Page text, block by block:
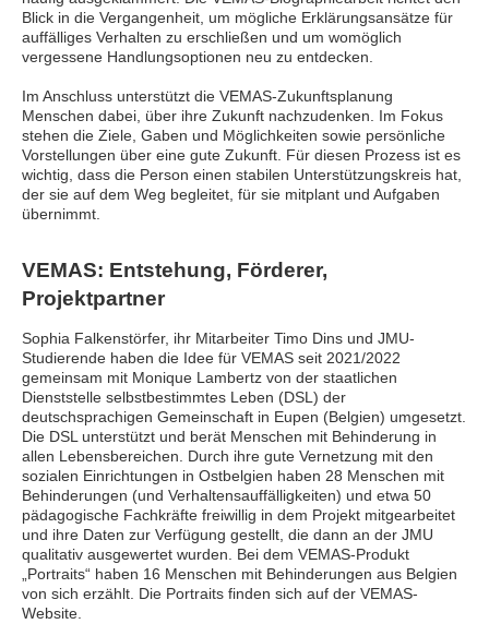
Blick in die Vergangenheit, um mögliche Erklärungsansätze für
auffälliges Verhalten zu erschließen und um womöglich
vergessene Handlungsoptionen neu zu entdecken.
Im Anschluss unterstützt die VEMAS-Zukunftsplanung
Menschen dabei, über ihre Zukunft nachzudenken. Im Fokus
stehen die Ziele, Gaben und Möglichkeiten sowie persönliche
Vorstellungen über eine gute Zukunft. Für diesen Prozess ist es
wichtig, dass die Person einen stabilen Unterstützungskreis hat,
der sie auf dem Weg begleitet, für sie mitplant und Aufgaben
übernimmt.
VEMAS: Entstehung, Förderer,
Projektpartner
Sophia Falkenstörfer, ihr Mitarbeiter Timo Dins und JMU-
Studierende haben die Idee für VEMAS seit 2021/2022
gemeinsam mit Monique Lambertz von der staatlichen
Dienststelle selbstbestimmtes Leben (DSL) der
deutschsprachigen Gemeinschaft in Eupen (Belgien) umgesetzt.
Die DSL unterstützt und berät Menschen mit Behinderung in
allen Lebensbereichen. Durch ihre gute Vernetzung mit den
sozialen Einrichtungen in Ostbelgien haben 28 Menschen mit
Behinderungen (und Verhaltensauffälligkeiten) und etwa 50
pädagogische Fachkräfte freiwillig in dem Projekt mitgearbeitet
und ihre Daten zur Verfügung gestellt, die dann an der JMU
qualitativ ausgewertet wurden. Bei dem VEMAS-Produkt
„Portraits“ haben 16 Menschen mit Behinderungen aus Belgien
von sich erzählt. Die Portraits finden sich auf der VEMAS-
Website.